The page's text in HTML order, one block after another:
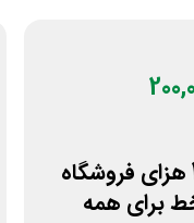
کد تخفیف 200 هزای فروشگاه
برای همه